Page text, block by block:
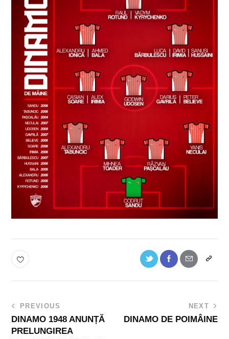
PREVIOUS
DINAMO 1948 ANUNȚĂ
PRELUNGIREA
NEXT
DINAMO DE POIMÂINE